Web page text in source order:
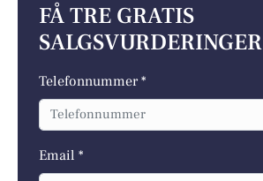
FÅ TRE GRATIS
SALGSVURDERINGER
Telefonnummer *
Email *